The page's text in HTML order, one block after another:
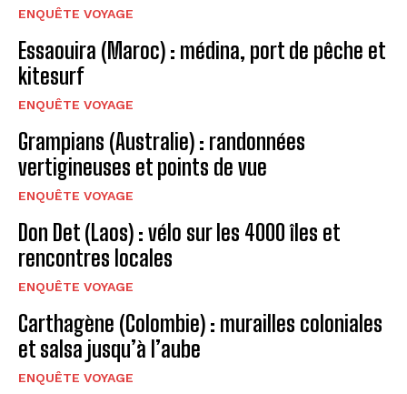
ENQUÊTE VOYAGE
Essaouira (Maroc) : médina, port de pêche et
kitesurf
ENQUÊTE VOYAGE
Grampians (Australie) : randonnées
vertigineuses et points de vue
ENQUÊTE VOYAGE
Don Det (Laos) : vélo sur les 4000 îles et
rencontres locales
ENQUÊTE VOYAGE
Carthagène (Colombie) : murailles coloniales
et salsa jusqu’à l’aube
ENQUÊTE VOYAGE